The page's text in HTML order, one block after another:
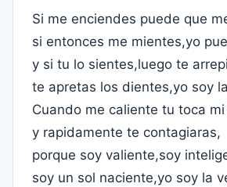
Si me enciendes puede que
si entonces me mientes,yo
y si tu lo sientes,luego te
te apretas los dientes,yo soy
Cuando me caliente tu toca
y rapidamente te contagiaras,
porque soy valiente,soy
soy un sol naciente,yo soy la